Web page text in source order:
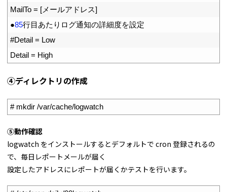
MailTo = [ メールアドレス]
●85行目あたりログ通知の詳細度を設定
#Detail = Low
Detail = High
④ディレクトリの作成
# mkdir /var/cache/logwatch
⑤動作確認
logwatch をインストールするとデフォルトで cron 登録されるの
で、毎日レポートメールが届く
設定したアドレスにレポートが届くかテストを行います。